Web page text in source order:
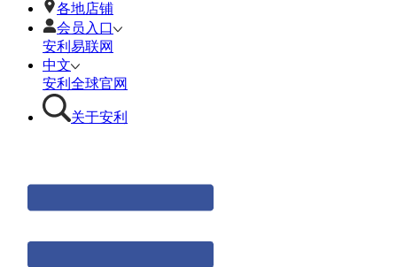
各地店铺
会员入口
安利易联网
中文
安利全球官网
关于安利